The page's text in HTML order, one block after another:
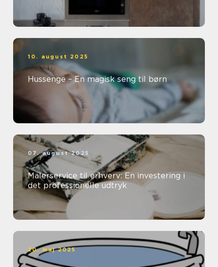
10. august 2025
Hussenge – En magisk seng til børn
07. august 2025
Malerservice til erhverv: En investering i
det professionelle udtryk
20. maj 2025